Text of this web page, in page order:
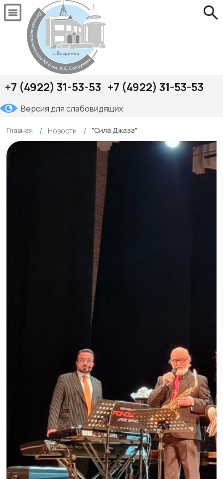
+7 (4922) 31-53-53 +7 (4922) 31-53-53
Версия для слабовидящих
Главная Новости "Сила Джаза"